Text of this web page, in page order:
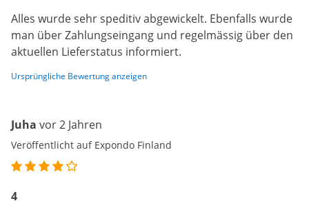
Alles wurde sehr speditiv abgewickelt. Ebenfalls wurde
man über Zahlungseingang und regelmässig über den
aktuellen Lieferstatus informiert.
Ursprüngliche Bewertung anzeigen
Juha vor 2 Jahren
Veröffentlicht auf Expondo Finland
4